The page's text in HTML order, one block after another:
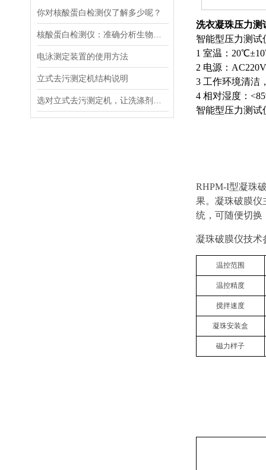
你对核酸蛋白检测仪了解多少呢？
电泳测定装置的使用方法
立式去污测定机结构说明
洗衣凝珠压力测
智能型压力测试
1 室温：
2 电源：
3 工作环境清洁
4 相对湿度：
智能型压力测试
RHPM-I型凝珠
果。凝珠破膜仪
统，可随便切换
凝珠破膜仪技术
温控范围
温控精度
搅拌速度
凝珠安装盒
磁力柈子